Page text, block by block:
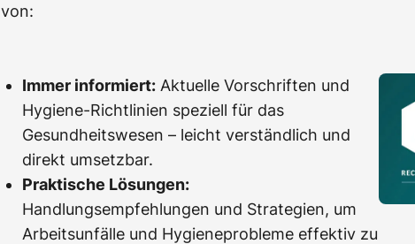
von:
Immer informiert: Aktuelle Vorschriften und
Hygiene-Richtlinien speziell für das
Gesundheitswesen – leicht verständlich und
direkt umsetzbar.
Praktische Lösungen:
Handlungsempfehlungen und Strategien, um
Arbeitsunfälle und Hygieneprobleme effektiv zu